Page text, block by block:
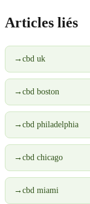
Articles liés
→ cbd uk
→ cbd boston
→ cbd philadelphia
→ cbd chicago
→ cbd miami